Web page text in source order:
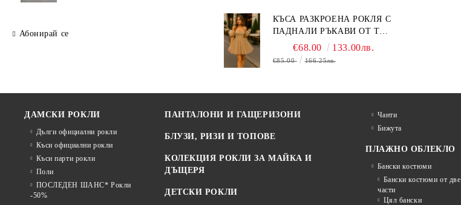
Абонирай се
КЪСА РАЗКРОЕНА РОКЛЯ С
ПАДНАЛИ РЪКАВИ ОТ ТЮЛ
В БЕЖОВО
€68.00 133.00лв.
€85.00 166.25лв.
ДАМСКИ РОКЛИ
Дълги официални рокли
Къси официални рокли
Къси парти рокли
Поли
ПОСЛЕДЕН ШАНС* Рокли
-50%
ПАНТАЛОНИ И ГАЩЕРИЗОНИ
БЛУЗИ, РИЗИ И ТОПОВЕ
КОЛЕКЦИЯ РОКЛИ ЗА МАЙКА И
ДЪЩЕРЯ
ДЕТСКИ РОКЛИ
Чанти
Бижута
ПЛАЖНО ОБЛЕКЛО
Бански костюми
Бански костюми от две
части
Цял бански